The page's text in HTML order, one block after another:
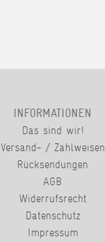
INFORMATIONEN
Das sind wir!
Versand- / Zahlweisen
Rücksendungen
AGB
Widerrufsrecht
Datenschutz
Impressum